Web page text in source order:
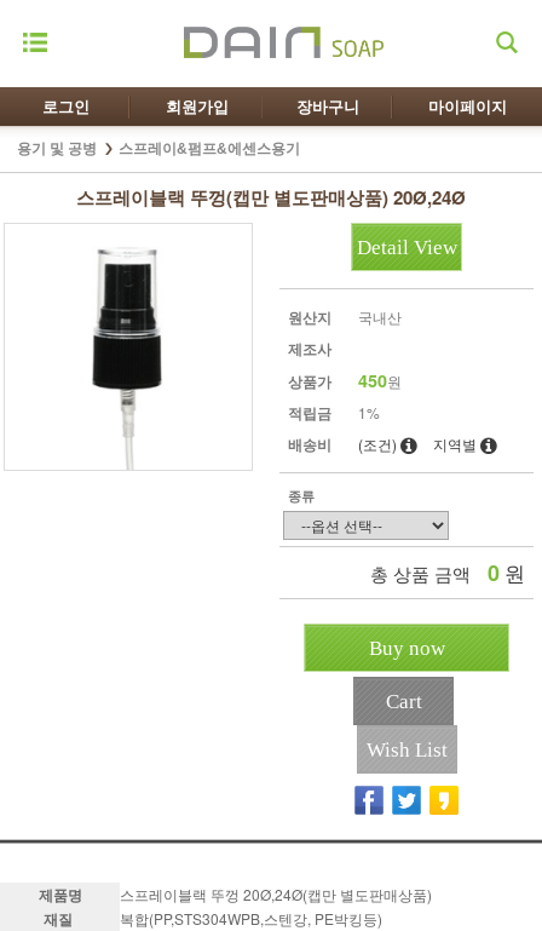
로그인 회원가입 장바구니 마이페이지
용기 및 공병 스프레이&펌프&에센스용기
스프레이블랙 뚜껑(캡만 별도판매상품) 20Ø,24Ø
Detail View
원산지 국내산
제조사
상품가
450원
적립금 1%
배송비 (조건) 지역별
종류
총 상품 금액 0 원
Buy now
Cart
Wish List
제품명 스프레이블랙 뚜껑 20Ø,24Ø(캡만 별도판매상품)
재질 복합(PP,STS304WPB,스텐강, PE박킹등)